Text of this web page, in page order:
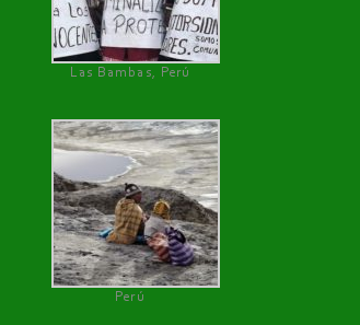
Las Bambas, Perú
Perú